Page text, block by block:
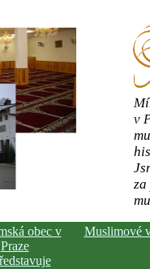
v
obec v
Praze
Muslimové